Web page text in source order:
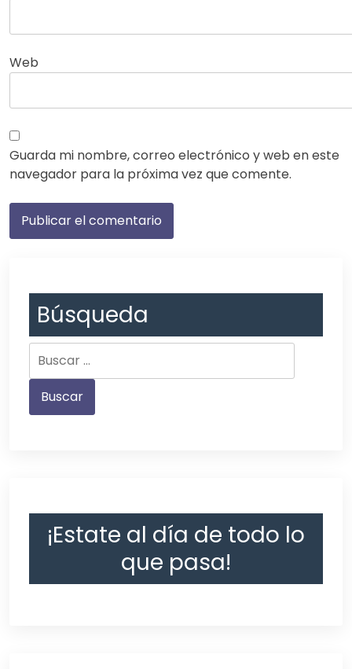
Web
Guarda mi nombre, correo electrónico y web en este
navegador para la próxima vez que comente.
Búsqueda
¡Estate al día de todo lo
que pasa!